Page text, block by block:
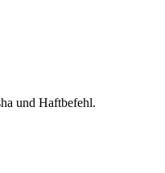
und Haftbefehl.